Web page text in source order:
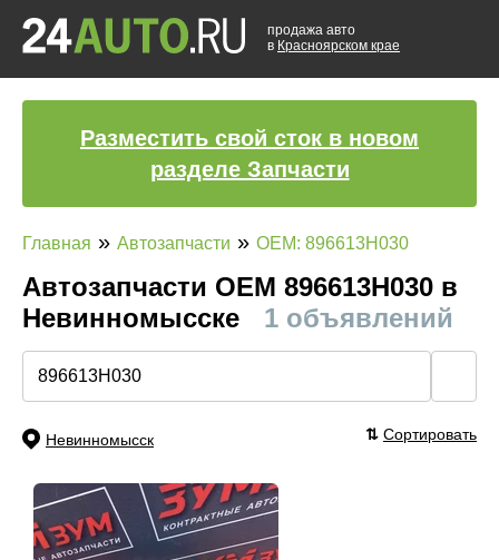
продажа авто
в Красноярском крае
Разместить свой сток в новом
разделе Запчасти
Главная » Автозапчасти » OEM: 896613H030
Автозапчасти ОЕМ 896613H030 в
Невинномысске
1 объявлений
Невинномысск ⇅ Сортировать